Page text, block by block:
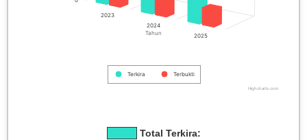
Tahun
Terkira Terbukti
2023
2024
2025
Highcharts.com
Total Terkira: